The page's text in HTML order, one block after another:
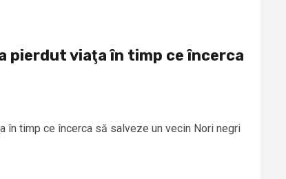
pierdut viaţa în timp ce încerca
în timp ce încerca să salveze un vecin Nori negri